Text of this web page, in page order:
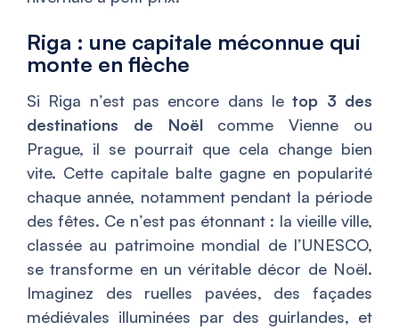
Riga : une capitale méconnue qui
monte en flèche
Si Riga n’est pas encore dans letop 3 des
destinations de Noëlcomme Vienne ou
Prague, il se pourrait que cela change bien
vite. Cette capitale balte gagne en popularité
chaque année, notamment pendant la période
des fêtes. Ce n’est pas étonnant : la vieille ville,
classée au patrimoine mondial de l’UNESCO,
se transforme en un véritable décor de Noël.
Imaginez des ruelles pavées, des façades
médiévales illuminées par des guirlandes, et